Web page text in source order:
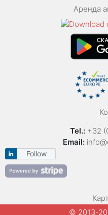
Аренда
Tel.: +32
Email:
Follow
© 2013-